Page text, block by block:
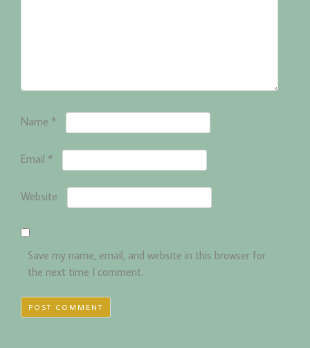
Name *
Email *
Website
Save my name, email, and website in this browser for
the next time I comment.